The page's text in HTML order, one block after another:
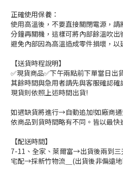
正確使用保養：
使用高溫後，不要直接關閉電源，
分鐘再關機，這樣可將內部餘溫吹出
避免內部因為高溫造成零件損壞，以
【送貨時程說明】
✅現貨商品✅下午兩點前下單當日出
其餘時間與急用者請先與客服確認確
現貨則依照上述時間出貨!
如遇缺貨將進行→自動追加!如廠商
依商品到貨時間略有不同。皆以最快
【配送時間】
7-11、全家、萊爾富→出貨後兩到三
宅配→採新竹物流＿(出貨後非偏遠